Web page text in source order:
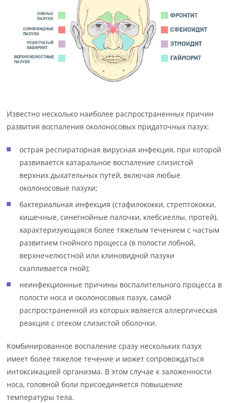
Известно несколько наиболее распространенных причин
развития воспаления околоносовых придаточных пазух:
острая респираторная вирусная инфекция, при которой
развивается катаральное воспаление слизистой
верхних дыхательных путей, включая любые
околоносовые пазухи;
бактериальная инфекция (стафилококки, стрептококки,
кишечные, синегнойные палочки, клебсиеллы, протей),
характеризующаяся более тяжелым течением с частым
развитием гнойного процесса (в полости лобной,
верхнечелюстной или клиновидной пазухи
скапливается гной);
неинфекционные причины воспалительного процесса в
полости носа и околоносовых пазух, самой
распространенной из которых является аллергическая
реакция с отеком слизистой оболочки.
Комбинированное воспаление сразу нескольких пазух
имеет более тяжелое течение и может сопровождаться
интоксикацией организма. В этом случае к заложенности
носа, головной боли присоединяется повышение
температуры тела.